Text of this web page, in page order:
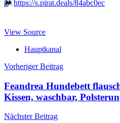
⏩️ https://s.pirat.deals/84abc0ec
View Source
Hauptkanal
Beitragsnavigation
Vorheriger Beitrag
Feandrea Hundebett
Kissen, waschbar,
Nächster Beitrag